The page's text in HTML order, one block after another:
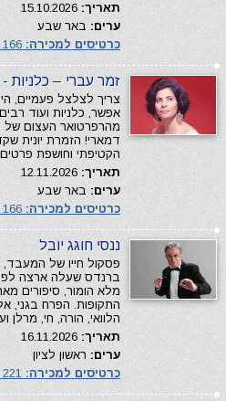
תאריך:
ערים: באר שבע
כרטיסים למכירה:
זמר עברי – כלניות
צריך לצלצל פעמיים,
אפשר, כלניות ועוד
מהרפרטואר העצום של
דמארי! הזמרת יונית
הקטיפתי וחושפת
תאריך:
ערים: באר שבע
כרטיסים למכירה:
ננסי חוגג יובל
פסקול חייו של המעבד,
מלא הומור, סיפורים
התקופות. הפרח בגני,
הלוואי, הורה, חי, מרלן
תאריך:
ערים: ראשון לציון
כרטיסים למכירה: